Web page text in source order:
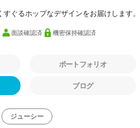
ぐるホップなデザインをお届けします。
面談確認済 機密保持確認済
ポートフォリオ
ブログ
ジューシー